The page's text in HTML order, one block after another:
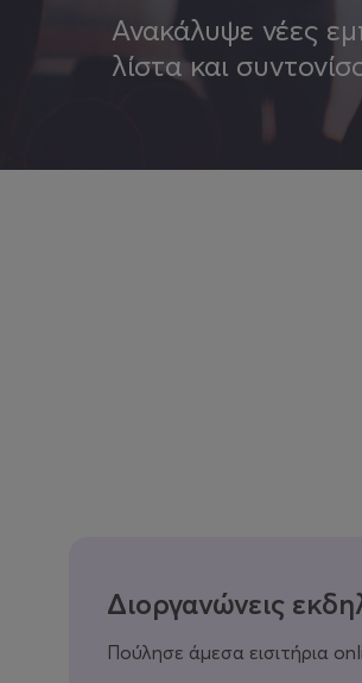
Ανακάλυψε νέες
λίστα και
Διοργανώνεις
Πούλησε άμεσα εισιτήρια